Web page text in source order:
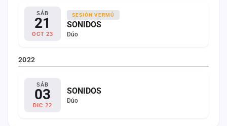
SÁB
21
OCT 23
SESIÓN VERMÚ
SONIDOS
Dúo
2022
SÁB
03
DIC 22
SONIDOS
Dúo